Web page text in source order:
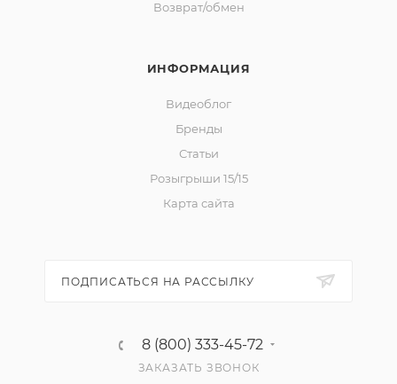
Возврат/обмен
ИНФОРМАЦИЯ
Видеоблог
Бренды
Статьи
Розыгрыши 15/15
Карта сайта
ПОДПИСАТЬСЯ НА РАССЫЛКУ
8 (800) 333-45-72
ЗАКАЗАТЬ ЗВОНОК